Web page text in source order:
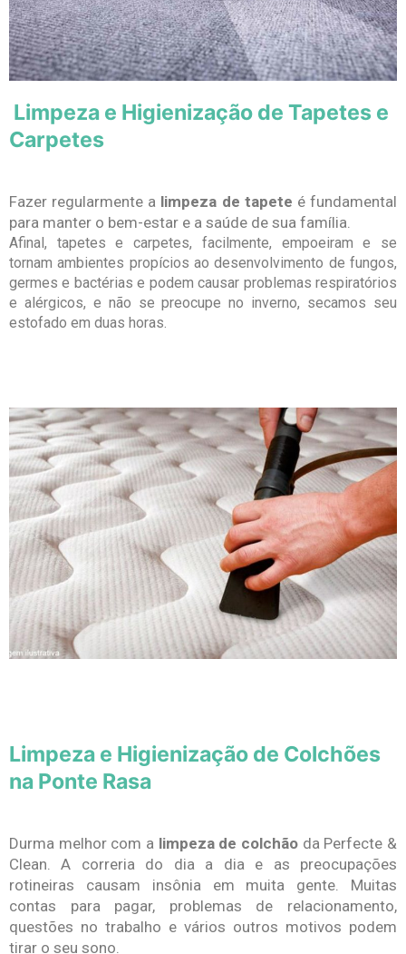
Limpeza e Higienização de Tapetes e
Carpetes
Fazer regularmente a limpeza de tapete é fundamental
para manter o bem-estar e a saúde de sua família.
Afinal, tapetes e carpetes, facilmente, empoeiram e se
tornam ambientes propícios ao desenvolvimento de fungos,
germes e bactérias e podem causar problemas respiratórios
e alérgicos, e não se preocupe no inverno, secamos seu
estofado em duas horas.
Limpeza e Higienização de Colchões
na Ponte Rasa
Durma melhor com a limpeza de colchão da Perfecte &
Clean. A correria do dia a dia e as preocupações
rotineiras causam insônia em muita gente. Muitas
contas para pagar, problemas de relacionamento,
questões no trabalho e vários outros motivos podem
tirar o seu sono.